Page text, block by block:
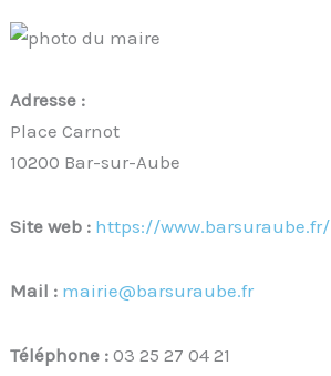
Adresse :
Place Carnot
10200 Bar-sur-Aube
Site web : https://www.barsuraube.fr/
Mail : mairie@barsuraube.fr
Téléphone :03 25 27 04 21